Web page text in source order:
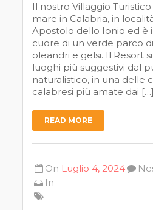
Il nostro Villaggio Turistico
mare in Calabria, in
Apostolo dello Ionio ed è
cuore di un verde parco
oleandri e gelsi. Il Resort
luoghi più suggestivi dal
naturalistico, in una delle
calabresi più amate dai […]
READ MORE
On Luglio 4, 2024
In